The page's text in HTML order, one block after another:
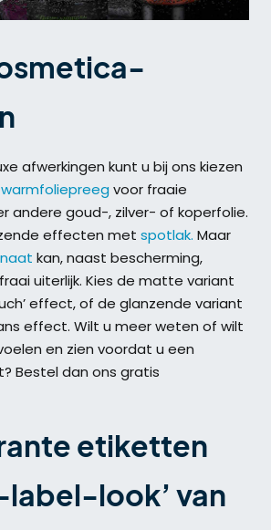
afwerkingen kunt u bij ons kiezen
voor fraaie
andere goud-, zilver- of koperfolie.
effecten met spotlak. Maar
kan, naast bescherming,
uiterlijk. Kies de matte variant
effect, of de glanzende variant
effect. Wilt u meer weten of wilt
en zien voordat u een
Bestel dan ons gratis
etiketten
label-look’ van